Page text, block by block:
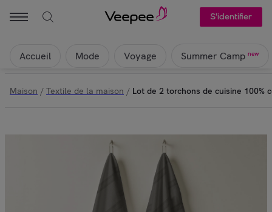
S'identifier
Accueil Mode Voyage Summer Camp new
Maison / Textile de la maison / Lot de 2 torchons de cuisine 100%